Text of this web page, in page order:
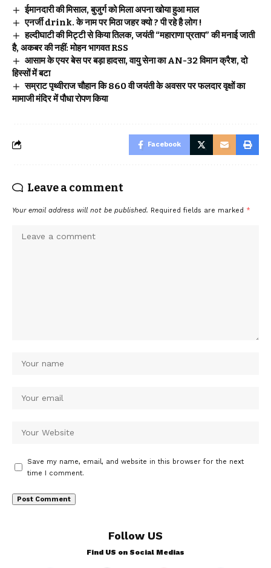
ईमानदारी की मिसाल, बुजुर्ग को मिला अपना खोया हुआ माल
एनर्जी drink. के नाम पर मिठा जहर क्यो ? पी रहे है लोग !
हल्दीघाटी की मिट्टी से किया तिलक, जयंती “महाराणा प्रताप” की मनाई जाती
है, अकबर की नहीं: मोहन भागवत RSS
आसाम के एयर बेस पर बड़ा हादसा, वायु सेना का AN-32 विमान क्रैश, दो
हिस्सों में बटा
सम्राट पृथ्वीराज चौहान कि 860 वी जयंती के अवसर पर फलदार वृक्षों का
मामाजी मंदिर में पौधा रोपण किया
Facebook
Leave a comment
Your email address will not be published. Required fields are marked *
Save my name, email, and website in this browser for the next
time I comment.
Follow US
Find US on Social Medias